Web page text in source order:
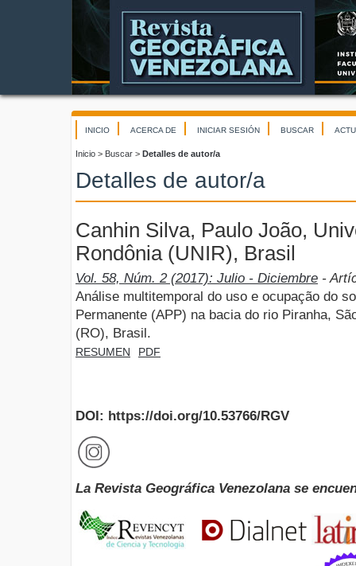
INICIO ACERCA DE INICIAR SESIÓN BUSCAR
Inicio > Buscar > Detalles de autor/a
Detalles de autor/a
Canhin Silva, Paulo João,
Rondônia (UNIR), Brasil
Vol. 58, Núm. 2 (2017): Julio - Diciembre -
Análise multitemporal do uso e ocupação do
Permanente (APP) na bacia do rio Piranha,
(RO), Brasil.
RESUMEN PDF
DOI: https://doi.org/10.53766/RGV
La Revista Geográfica Venezolana se